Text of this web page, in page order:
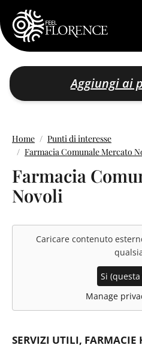
Salta al contenuto
Aggiungi ai
Home
Punti di interesse
Farmacia Comunale Mercato
Farmacia
Novoli
Caricare contenuto
Si
Manage
SERVIZI UTILI FARMACIE